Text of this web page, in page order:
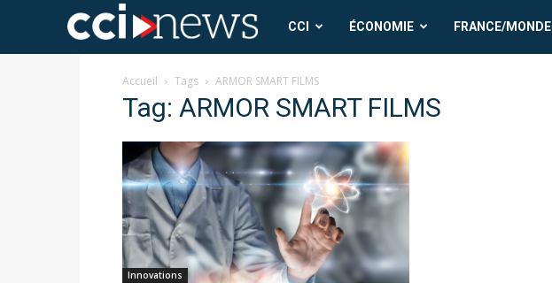
CCI
News
CCI ÉCONOMIE FRANCE/MONDE
Accueil Tags ARMOR SMART FILMS
Tag: ARMOR SMART FILMS
Innovations